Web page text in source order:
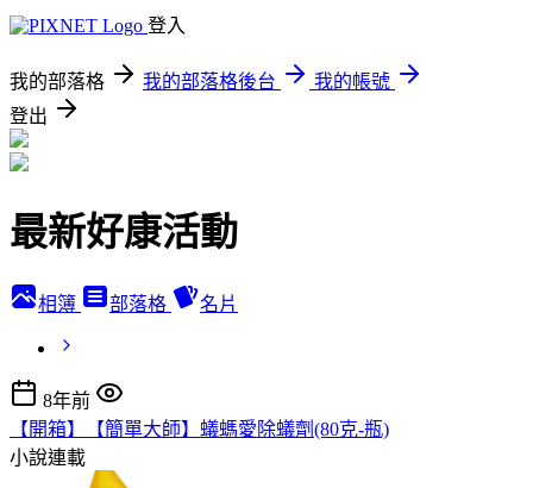
登入
我的部落格 我的部落格後台
我的帳號
登出
最新好康活動
相簿 部落格 名片
8年前
【開箱】【簡單大師】蟻螞愛除蟻劑(80克-瓶)
小說連載